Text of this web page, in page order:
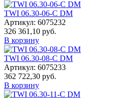
TWI 06.30-06-C DM
Артикул: 6075232
326 361,10 руб.
В корзину
TWI 06.30-08-C DM
Артикул: 6075233
362 722,30 руб.
В корзину